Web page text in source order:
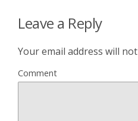
Leave a Reply
Your email address will
Comment